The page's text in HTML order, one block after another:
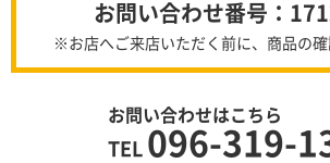
お問い合わせ番号：
※お店へご来店いただく前に、商品の確
お問い合わせはこちら
TEL 096-319-